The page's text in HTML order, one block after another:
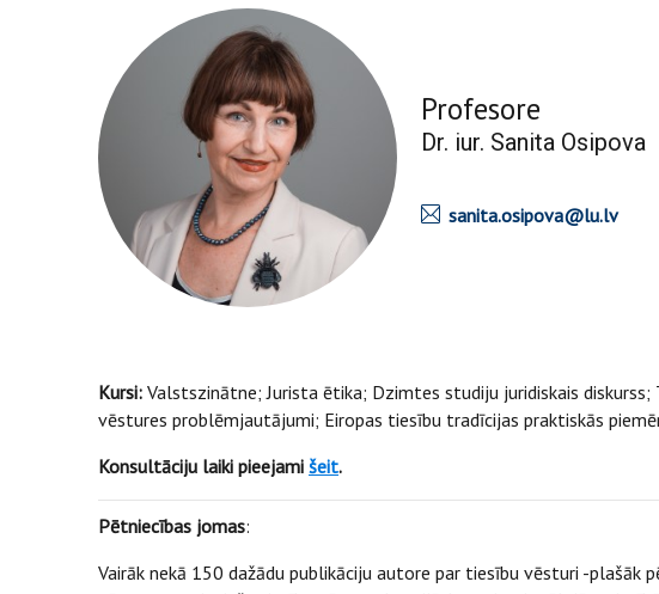
Profesore
Dr. iur. Sanita Osipova
sanita.osipova@lu.lv
Kursi: Valstszinātne; Jurista ētika; Dzimtes studiju juridiskais
vēstures problēmjautājumi; Eiropas tiesību tradīcijas praktiskās
Konsultāciju laiki pieejami šeit.
Pētniecības jomas:
Vairāk nekā 150 dažādu publikāciju autore par tiesību vēsturi -